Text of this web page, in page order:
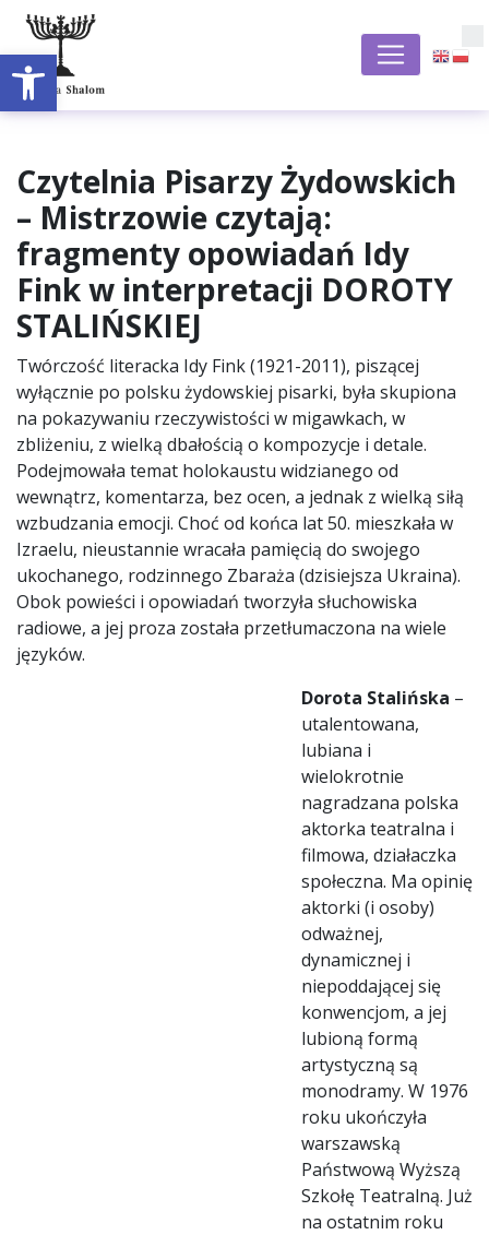
Open toolbar
Czytelnia Pisarzy Żydowskich
– Mistrzowie czytają:
fragmenty opowiadań Idy
Fink w interpretacji DOROTY
STALIŃSKIEJ
Twórczość literacka Idy Fink (1921-2011), piszącej
wyłącznie po polsku żydowskiej pisarki, była skupiona
na pokazywaniu rzeczywistości w migawkach, w
zbliżeniu, z wielką dbałością o kompozycje i detale.
Podejmowała temat holokaustu widzianego od
wewnątrz, komentarza, bez ocen, a jednak z wielką siłą
wzbudzania emocji. Choć od końca lat 50. mieszkała w
Izraelu, nieustannie wracała pamięcią do swojego
ukochanego, rodzinnego Zbaraża (dzisiejsza Ukraina).
Obok powieści i opowiadań tworzyła słuchowiska
radiowe, a jej proza została przetłumaczona na wiele
języków.
Dorota Stalińska –
utalentowana,
lubiana i
wielokrotnie
nagradzana polska
aktorka teatralna i
filmowa, działaczka
społeczna. Ma opinię
aktorki (i osoby)
odważnej,
dynamicznej i
niepoddającej się
konwencjom, a jej
lubioną formą
artystyczną są
monodramy. W 1976
roku ukończyła
warszawską
Państwową Wyższą
Szkołę Teatralną. Już
na ostatnim roku